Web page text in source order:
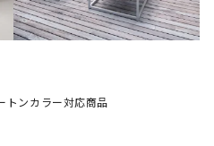
トンカラー対応商品